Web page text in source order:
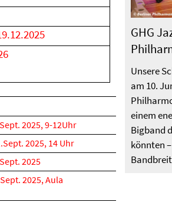
2025, 9-12Uhr
2025, 14 Uhr
2025
2025, Aula
GHG
Unsere
am 10.
einem
Bigband
könnten